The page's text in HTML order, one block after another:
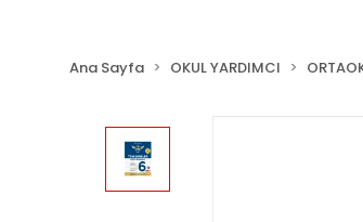
Ana Sayfa OKUL YARDIMCI